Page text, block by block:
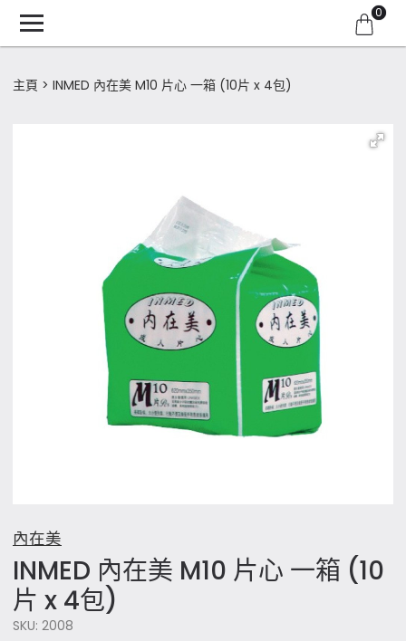
0
主頁 INMED 內在美 M10 片心 一箱 (10片 x 4包)
內在美
INMED 內在美 M10 片心 一箱 (10
片 x 4包)
SKU: 2008